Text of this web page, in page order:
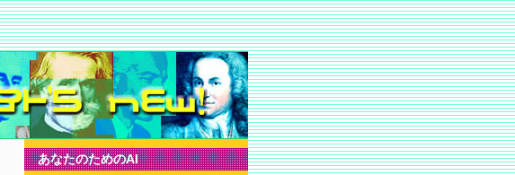
あなたのためのAI